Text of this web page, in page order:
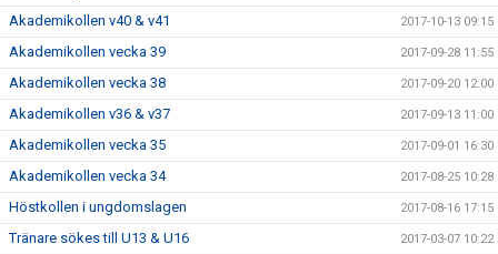
Akademikollen v40 & v41 2017-10-13 09:15
Akademikollen vecka 39 2017-09-28 11:55
Akademikollen vecka 38 2017-09-20 12:00
Akademikollen v36 & v37 2017-09-13 11:00
Akademikollen vecka 35 2017-09-01 16:30
Akademikollen vecka 34 2017-08-25 10:28
Höstkollen i ungdomslagen 2017-08-16 17:15
Tränare sökes till U13 & U16 2017-03-07 10:22